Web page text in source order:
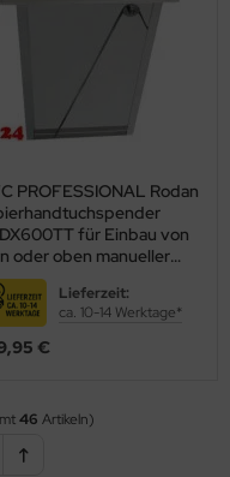
PROFESSIONAL Rodan
für Einbau von
oder oben manueller
(2000102672)
Lieferzeit:
ca. 10-14 Werktage*
€
46 Artikeln)